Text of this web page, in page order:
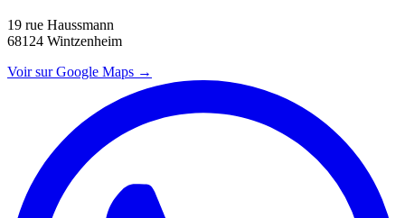
19 rue Haussmann
68124 Wintzenheim
Voir sur Google Maps →